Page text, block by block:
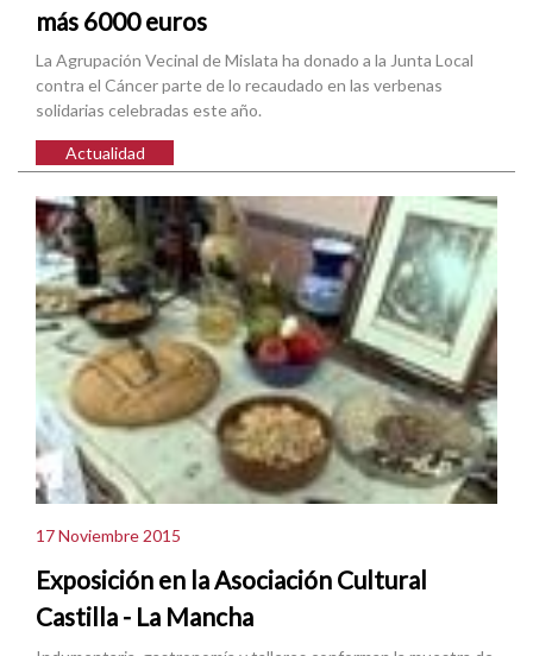
más 6000 euros
La Agrupación Vecinal de Mislata ha donado a la Junta Local
contra el Cáncer parte de lo recaudado en las verbenas
solidarias celebradas este año.
Actualidad
17 Noviembre 2015
Exposición en la Asociación Cultural
Castilla - La Mancha